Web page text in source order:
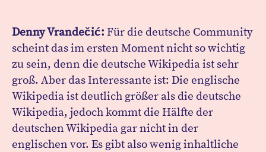
Denny Vrandečić: Für die deutsche Community
scheint das im ersten Moment nicht so wichtig
zu sein, denn die deutsche Wikipedia ist sehr
groß. Aber das Interessante ist: Die englische
Wikipedia ist deutlich größer als die deutsche
Wikipedia, jedoch kommt die Hälfte der
deutschen Wikipedia gar nicht in der
englischen vor. Es gibt also wenig inhaltliche